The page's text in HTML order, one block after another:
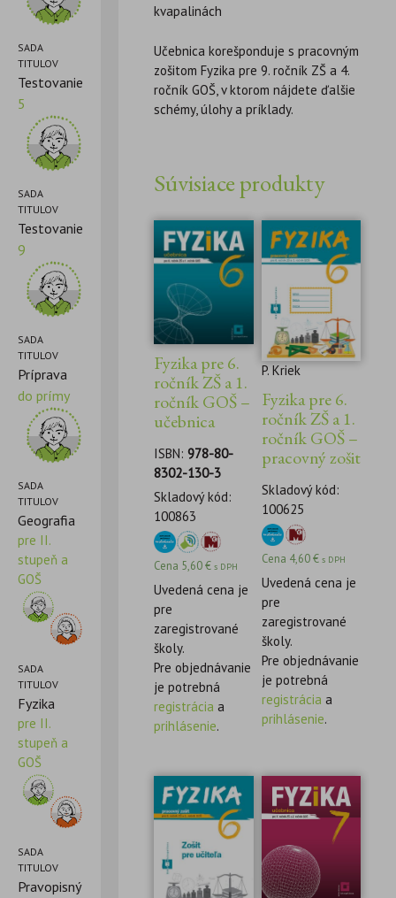
SADA
TITULOV
Testovanie
5
SADA
TITULOV
Testovanie
9
SADA
TITULOV
Príprava
do prímy
SADA
TITULOV
Geografia
pre II.
stupeň a
GOŠ
SADA
TITULOV
Fyzika
pre II.
stupeň a
GOŠ
SADA
TITULOV
Pravopisný
kvapalinách
Učebnica korešponduje s pracovným
zošitom Fyzika pre 9. ročník ZŠ a 4.
ročník GOŠ, v ktorom nájdete ďalšie
schémy, úlohy a príklady.
Súvisiace produkty
Fyzika pre 6.
ročník ZŠ a 1.
ročník GOŠ –
učebnica
ISBN:978-80-
8302-130-3
Skladový kód:
100863
Cena 5,60€ s DPH
Uvedená cena je
pre
zaregistrované
školy.
Pre objednávanie
je potrebná
registrácia a
prihlásenie.
P. Kriek
Fyzika pre 6.
ročník ZŠ a 1.
ročník GOŠ –
pracovný zošit
Skladový kód:
100625
Cena 4,60€ s DPH
Uvedená cena je
pre
zaregistrované
školy.
Pre objednávanie
je potrebná
registrácia a
prihlásenie.